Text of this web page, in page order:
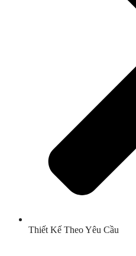
Thiết Kế Theo Yêu Cầu